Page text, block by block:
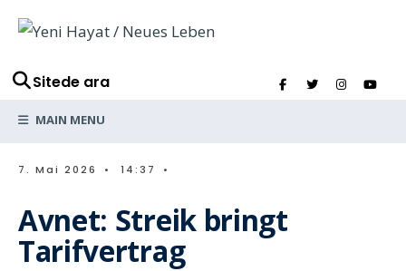
Sitede ara
MAIN MENU
7. Mai 2026 • 14:37 •
Avnet: Streik bringt
Tarifvertrag